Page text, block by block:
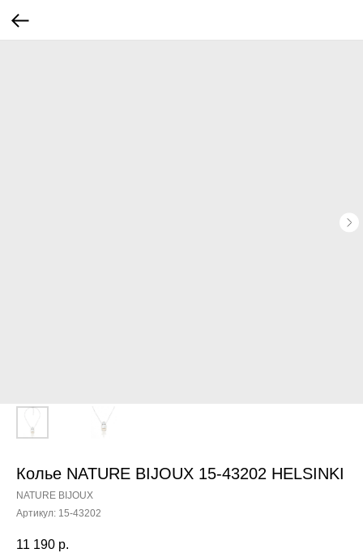
Колье NATURE BIJOUX 15-43202 HELSINKI
NATURE BIJOUX
Артикул: 15-43202
11 190 р.